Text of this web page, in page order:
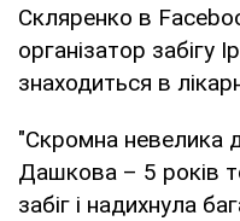
Скляренко в
організатор забігу
знаходиться в
"Скромна невелика
Дашкова – 5 років
забіг і надихнула